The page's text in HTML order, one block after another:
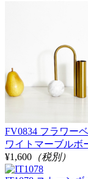
FV0834 フラワー
ワイトマーブルボ
¥1,600 （税別）